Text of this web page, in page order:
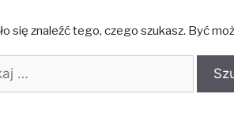
się znaleźć tego, czego szukasz. Być